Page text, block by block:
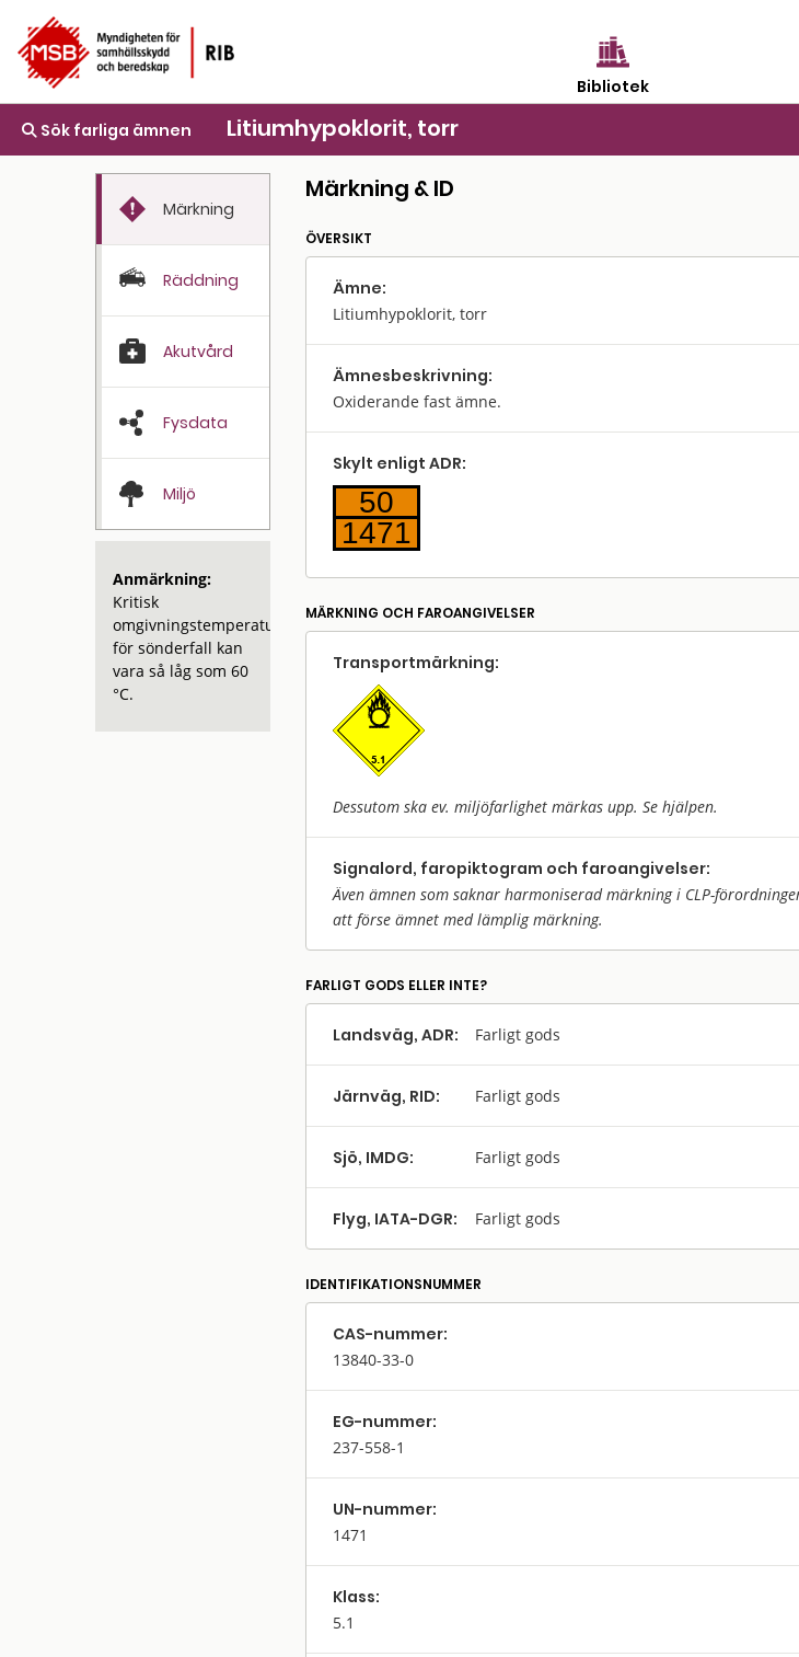
Bibliotek
Sök farliga ämnen Litiumhypoklorit, torr
Märkning
Räddning
Akutvård
Fysdata
Miljö
Anmärkning:
Kritisk
omgivningstemperatur
för sönderfall kan
vara så låg som 60
°C.
Märkning & ID
ÖVERSIKT
Ämne:
Litiumhypoklorit, torr
Ämnes­beskrivning:
Oxiderande fast ämne.
Skylt enligt ADR:
50
1471
MÄRKNING OCH FAROANGIVELSER
Transport­märkning:
Dessutom ska ev. miljöfarlighet märkas upp. Se hjälpen.
Signalord, faropiktogram och faroangivelser:
Även ämnen som saknar harmoniserad märkning i CLP-
att förse ämnet med lämplig märkning.
FARLIGT GODS ELLER INTE?
Landsväg, ADR: Farligt gods
Järnväg, RID: Farligt gods
Sjö, IMDG: Farligt gods
Flyg, IATA-DGR: Farligt gods
IDENTIFIKATIONSNUMMER
CAS-nummer:
13840-33-0
EG-nummer:
237-558-1
UN-nummer:
1471
Klass:
5.1